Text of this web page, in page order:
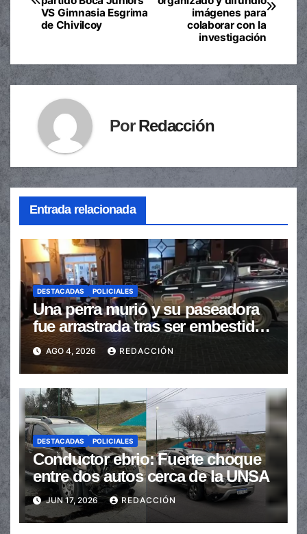
de
entradas
imágenes para
colaborar con la
investigación
VS Gimnasia Esgrima
de Chivilcoy
PorRedacción
Entrada relacionada
DESTACADAS POLICIALES
Una perra murió y su paseadora
fue arrastrada tras ser embestidas
en la senda peatonal
AGO 4, 2026 REDACCIÓN
DESTACADAS POLICIALES
Conductor ebrio: Fuerte choque
entre dos autos cerca de la UNSA
JUN 17, 2026 REDACCIÓN